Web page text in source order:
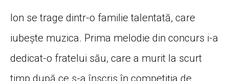
Ion se trage dintr-o familie talentată, care
iubește muzica. Prima melodie din concurs i-a
dedicat-o fratelui său, care a murit la scurt
timp după ce s-a înscris în competiția de